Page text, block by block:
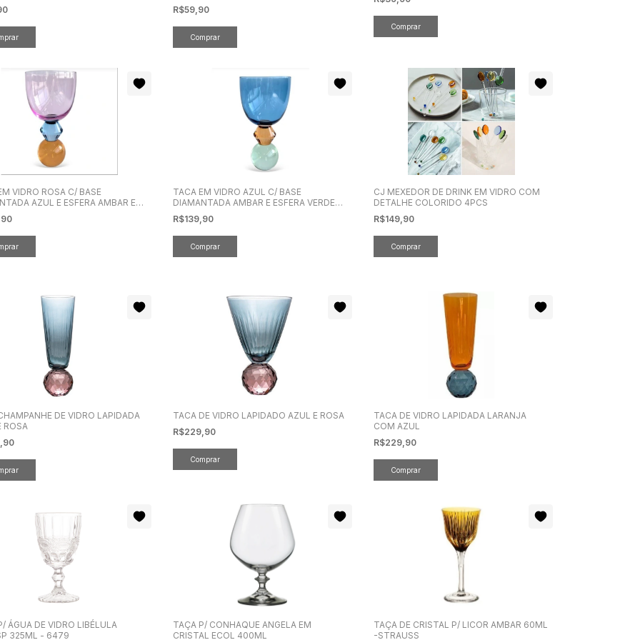
R$59,90
VIDRO ROSA C/ BASE
AZUL E ESFERA AMBAR EM
TACA EM VIDRO AZUL C/ BASE
DIAMANTADA AMBAR E ESFERA VERDE
EM CRISTAL
R$139,90
CJ MEXEDOR DE DRINK EM VIDRO COM
DETALHE COLORIDO 4PCS
R$149,90
DE VIDRO LAPIDADA
ROSA
TACA DE VIDRO LAPIDADO AZUL E ROSA
R$229,90
TACA DE VIDRO LAPIDADA LARANJA
COM AZUL
R$229,90
ÁGUA DE VIDRO LIBÉLULA
325ML - 6479
TAÇA P/ CONHAQUE ANGELA EM
CRISTAL ECOL 400ML
TAÇA DE CRISTAL P/ LICOR AMBAR 60ML
-STRAUSS